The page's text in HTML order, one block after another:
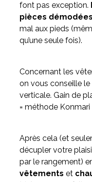
font pas exception.
pièces démodées
mal aux pieds
qu’une seule fois).
Concernant les
on vous conseille le
verticale. Gain de
= méthode Konmari
Après cela (et
décupler votre
par le rangement)
vêtements et